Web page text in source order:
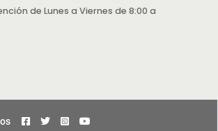
de Lunes a Viernes de 8:00 a